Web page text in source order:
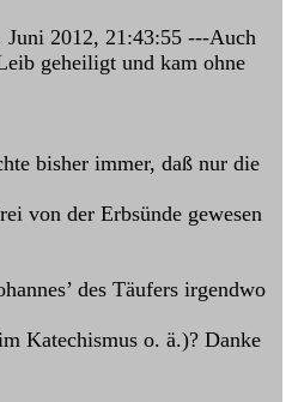
2012, 21:43:55 ---Auch
geheiligt und kam ohne
bisher immer, daß nur die
von der Erbsünde gewesen
des Täufers irgendwo
Katechismus o. ä.)? Danke